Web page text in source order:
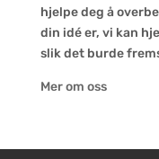
hjelpe deg å
din idé er, vi kan
slik det burde
Mer om oss